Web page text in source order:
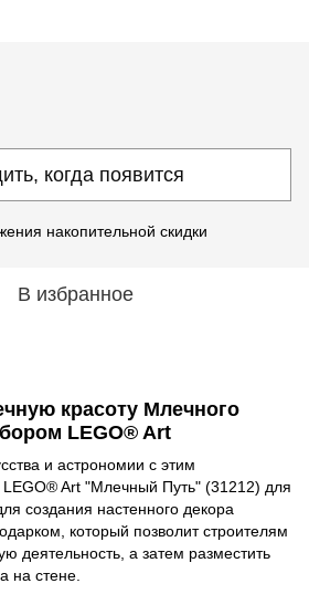
когда появится
накопительной скидки
В избранное
красоту Млечного
LEGO® Art
и астрономии с этим
Art "Млечный Путь" (31212) для
создания настенного декора
который позволит строителям
деятельность, а затем разместить
на стене.